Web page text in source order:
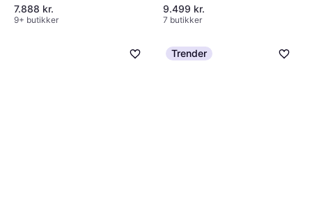
7.888 kr.
9+ butikker
9.499 kr.
7 butikker
Trender